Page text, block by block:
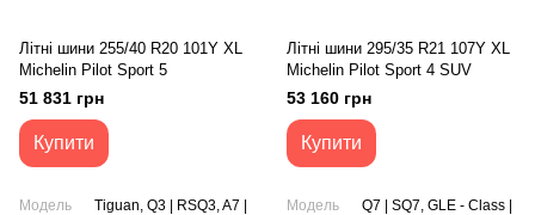
Літні шини 255/40 R20 101Y XL
Michelin Pilot Sport 5
51 831 грн
Купити
Модель
Tiguan, Q3 | RSQ3, A7 |
Літні шини 295/35 R21 107Y XL
Michelin Pilot Sport 4 SUV
53 160 грн
Купити
Модель
Q7 | SQ7, GLE - Class |